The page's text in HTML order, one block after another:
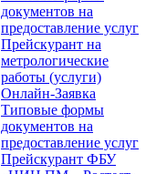
документов на
предоставление услуг
Прейскурант на
метрологические
работы (услуги)
Онлайн-Заявка
Типовые формы
документов на
предоставление услуг
Прейскурант ФБУ